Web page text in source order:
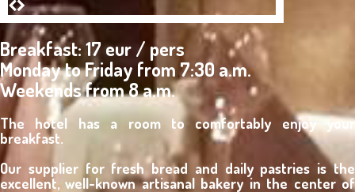
Breakfast: 17 eur / pers
Monday to Friday from 7:30 a.m.
Weekends from 8 a.m.
The hotel has a room to comfortably enjoy your
breakfast.
Our supplier for fresh bread and daily pastries is the
excellent, well-known artisanal bakery in the center of